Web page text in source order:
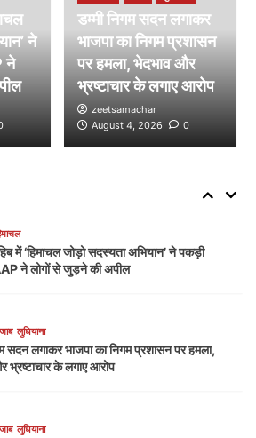
ने
ने
डम्मी निगम सदन लगाकर
भाजपा का निगम प्रशासन
पर हमला, भेदभाव और
भ्रष्टाचार के लगाए आरोप
zeetsamachar
August 4, 2026
0
‘हिमाचल जोड़ो सदस्यता अभियान’ का आगाज़,
बनाने का दावा
गुरु रविदास जी नगर’ करने की मांग
में ‘हिमाचल जोड़ो सदस्यता अभियान’ ने पकड़ी
ने लोगों से जुड़ने की अपील
लुधियाना
सदन लगाकर भाजपा का निगम प्रशासन पर हमला,
भ्रष्टाचार के लगाए आरोप
लुधियाना